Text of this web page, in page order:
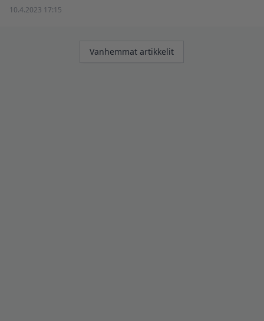
10.4.2023 17:15
Artikkelien
Vanhemmat artikkelit